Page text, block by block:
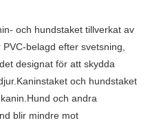
och hundstaket tillverkat av
belagd efter svetsning,
designat för att skydda
och hundstaket
och andra
blir mindre mot